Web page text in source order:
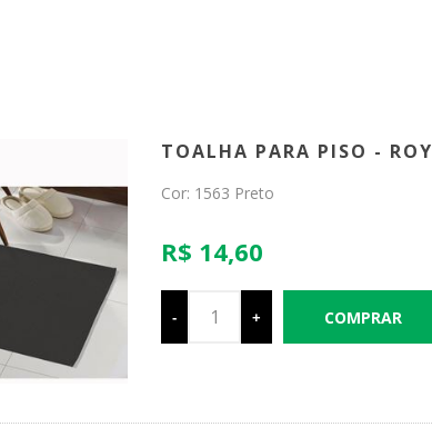
TOALHA PARA PISO -
Cor: 1563 Preto
R$ 14,60
- +